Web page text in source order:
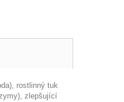
rostlinný tuk
zlepšující